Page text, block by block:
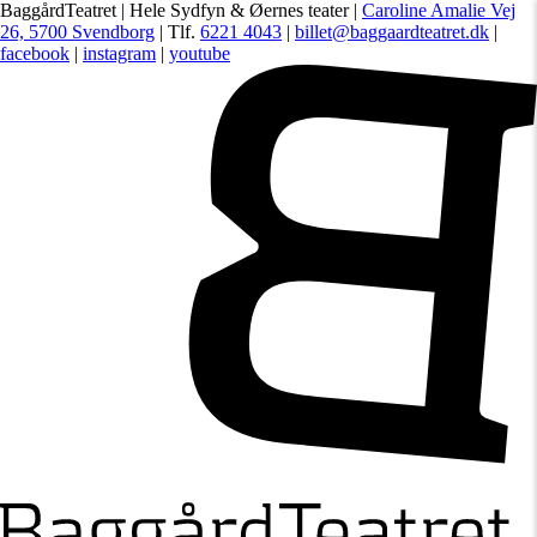
BaggårdTeatret | Hele Sydfyn & Øernes teater | Caroline Amalie Vej
26, 5700 Svendborg | Tlf. 6221 4043 | billet@baggaardteatret.dk |
facebook | instagram | youtube